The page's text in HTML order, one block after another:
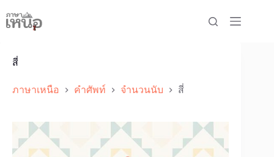
to
content
สี่
ภาษาเหนือ คำศัพท์ จำนวนนับ สี่